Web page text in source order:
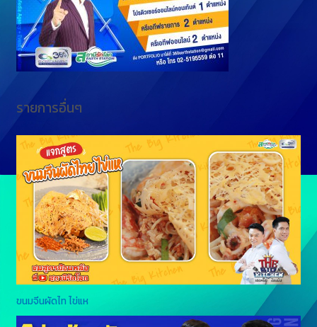
r
รายการอื่นๆ
ขนมจีนผัดไท ไข่แห